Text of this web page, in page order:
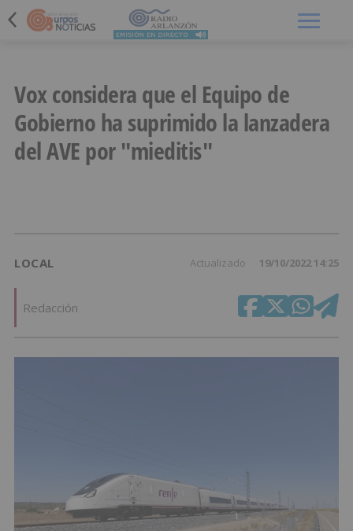
Vox considera que el Equipo de
Gobierno ha suprimido la lanzadera
del AVE por "mieditis"
LOCAL Actualizado 19/10/2022 14:25
Redacción